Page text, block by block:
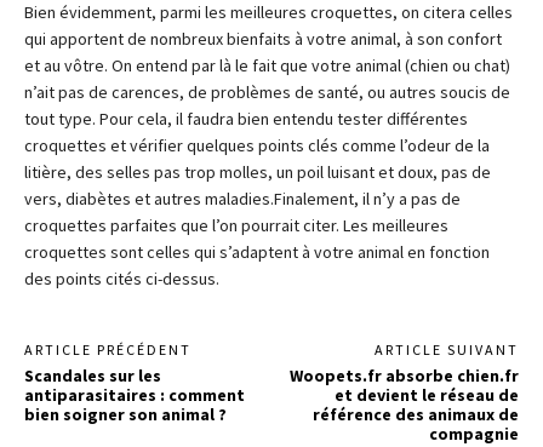
Bien évidemment, parmi les meilleures croquettes, on citera celles
qui apportent de nombreux bienfaits à votre animal, à son confort
et au vôtre. On entend par là le fait que votre animal (chien ou chat)
n’ait pas de carences, de problèmes de santé, ou autres soucis de
tout type. Pour cela, il faudra bien entendu tester différentes
croquettes et vérifier quelques points clés comme l’odeur de la
litière, des selles pas trop molles, un poil luisant et doux, pas de
vers, diabètes et autres maladies.Finalement, il n’y a pas de
croquettes parfaites que l’on pourrait citer. Les meilleures
croquettes sont celles qui s’adaptent à votre animal en fonction
des points cités ci-dessus.
ARTICLE PRÉCÉDENT
Scandales sur les
antiparasitaires : comment
bien soigner son animal ?
ARTICLE SUIVANT
Woopets.fr absorbe chien.fr
et devient le réseau de
référence des animaux de
compagnie